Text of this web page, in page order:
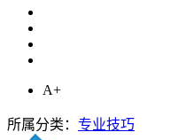
A+
所属分类： 专业技巧